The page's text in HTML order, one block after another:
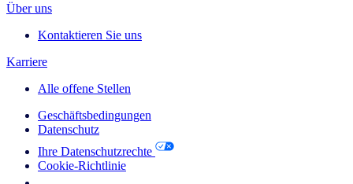
Über uns
Kontaktieren Sie uns
Karriere
Alle offene Stellen
Geschäftsbedingungen
Datenschutz
Ihre Datenschutzrechte
Cookie-Richtlinie